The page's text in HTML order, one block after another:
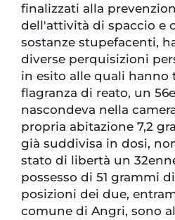
finalizzati alla
dell'attività di spaccio e
sostanze stupefacenti,
diverse perquisizioni
in esito alle quali hanno
flagranza di reato, un
nascondeva nella
propria abitazione 7,2
già suddivisa in dosi,
stato di libertà un
possesso di 51 grammi
posizioni dei due,
comune di Angri, sono